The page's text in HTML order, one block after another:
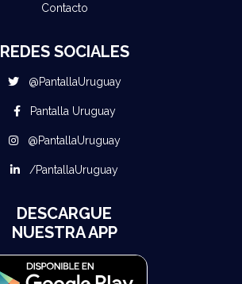
Contacto
REDES SOCIALES
@PantallaUruguay
Pantalla Uruguay
@PantallaUruguay
/PantallaUruguay
DESCARGUE
NUESTRA APP